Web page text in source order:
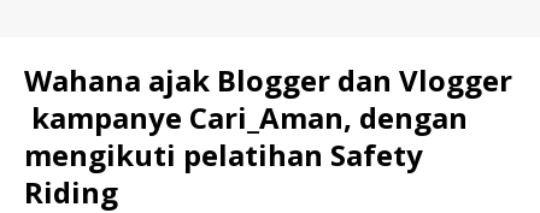
Wahana ajak Blogger dan Vlogger
kampanye Cari_Aman, dengan
mengikuti pelatihan Safety
Riding